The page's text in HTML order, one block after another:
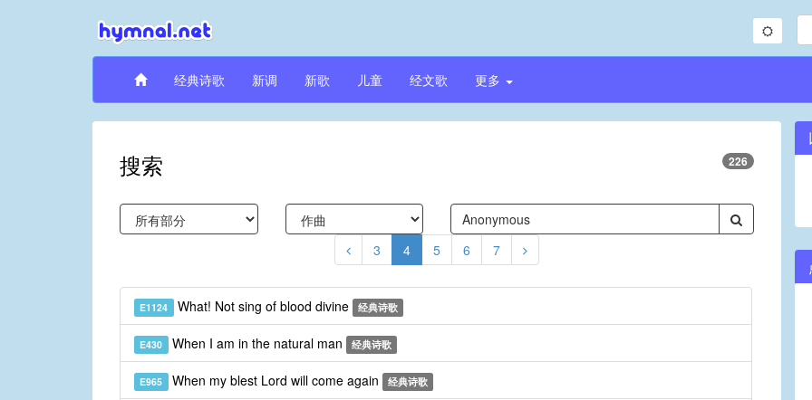
经典诗歌 新调 新歌 儿童 经文歌 更多
搜索 226
3 4 5 6 7
E1124 What! Not sing of blood divine 经典诗歌
E430 When I am in the natural man 经典诗歌
E965 When my blest Lord will come again 经典诗歌